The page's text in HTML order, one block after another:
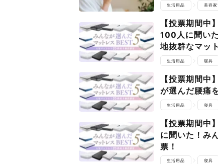
生活用品 美容家
【投票期間中
100人に聞い
地抜群なマッ
生活用品 寝具
【投票期間
が選んだ腰痛
生活用品 寝具
【投票期間中
に聞いた！み
票！
生活用品 寝具